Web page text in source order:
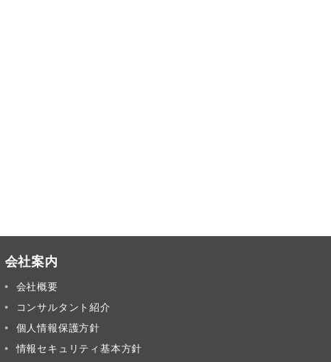
会社案内
会社概要
コンサルタント紹介
個人情報保護方針
情報セキュリティ基本方針